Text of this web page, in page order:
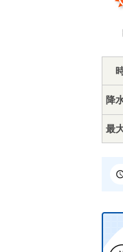
降
最